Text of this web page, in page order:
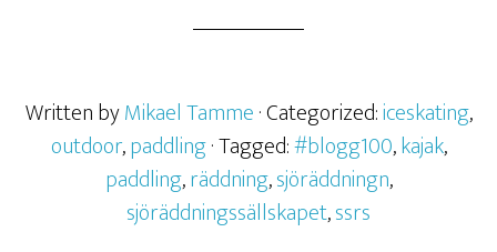
Written byMikael Tamme· Categorized:iceskating,
outdoor,paddling· Tagged:#blogg100,kajak,
paddling,räddning,sjöräddningn,
sjöräddningssällskapet,ssrs